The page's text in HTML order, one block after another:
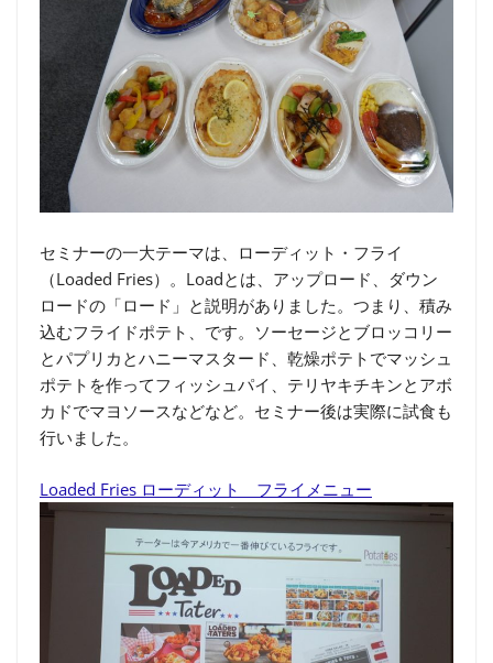
セミナーの一大テーマは、ローディット・フライ
（Loaded Fries）。Loadとは、アップロード、ダウン
ロードの「ロード」と説明がありました。つまり、積み
込むフライドポテト、です。ソーセージとブロッコリー
とパプリカとハニーマスタード、乾燥ポテトでマッシュ
ポテトを作ってフィッシュパイ、テリヤキチキンとアボ
カドでマヨソースなどなど。セミナー後は実際に試食も
行いました。
Loaded Fries ローディット フライメニュー